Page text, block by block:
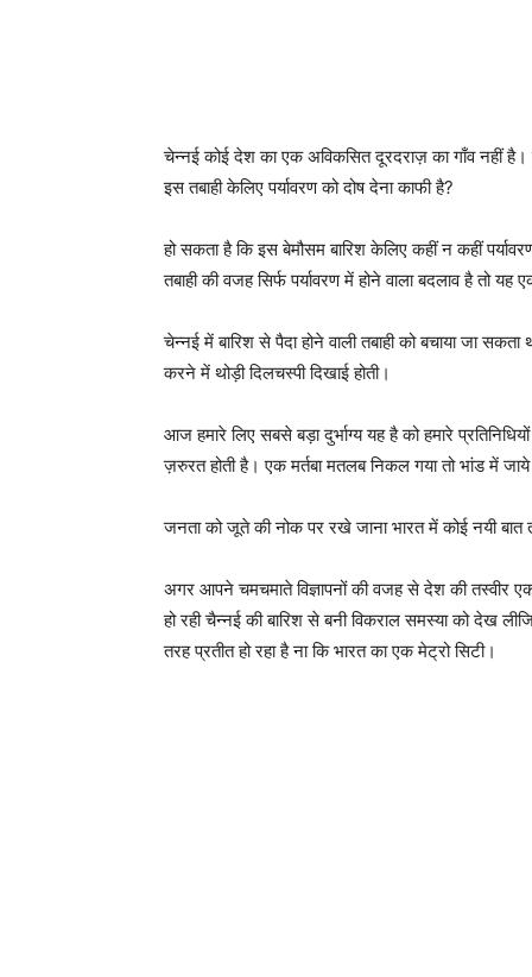
चेन्नई कोई देश का एक अविकसित दूरदराज़ का गाँव नहीं
इस तबाही केलिए पर्यावरण को दोष देना काफी है?
हो सकता है कि इस बेमौसम बारिश केलिए कहीं न कहीं
तबाही की वजह सिर्फ पर्यावरण में होने वाला बदलाव है तो यह
चेन्नई में बारिश से पैदा होने वाली तबाही को बचाया जा
करने में थोड़ी दिलचस्पी दिखाई होती।
आज हमारे लिए सबसे बड़ा दुर्भाग्य यह है को हमारे
ज़रुरत होती है। एक मर्तबा मतलब निकल गया तो भांड में
जनता को जूते की नोक पर रखे जाना भारत में कोई नयी बात
अगर आपने चमचमाते विज्ञापनों की वजह से देश की तस्वीर
हो रही चैन्नई की बारिश से बनी विकराल समस्या को देख
तरह प्रतीत हो रहा है ना कि भारत का एक मेट्रो सिटी।